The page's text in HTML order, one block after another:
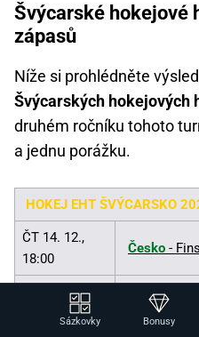
Švýcarské hokejové
zápasů
Níže si prohlédněte
Švýcarských hokejových
druhém ročníku tohoto
a jednu porážku.
HOKEJ EHT ŠVÝCARSKO
ČT 14. 12.,
18:00
Česko -
ČT 14. 12.,
Švédsko -
Sázkovky Bonusy